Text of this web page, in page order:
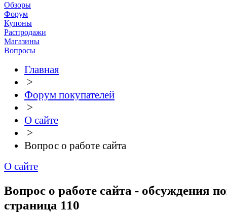
Обзоры
Форум
Купоны
Распродажи
Магазины
Вопросы
Главная
>
Форум покупателей
>
О сайте
>
Вопрос о работе сайта
О сайте
Вопрос о работе сайта - обсуждения
страница 110